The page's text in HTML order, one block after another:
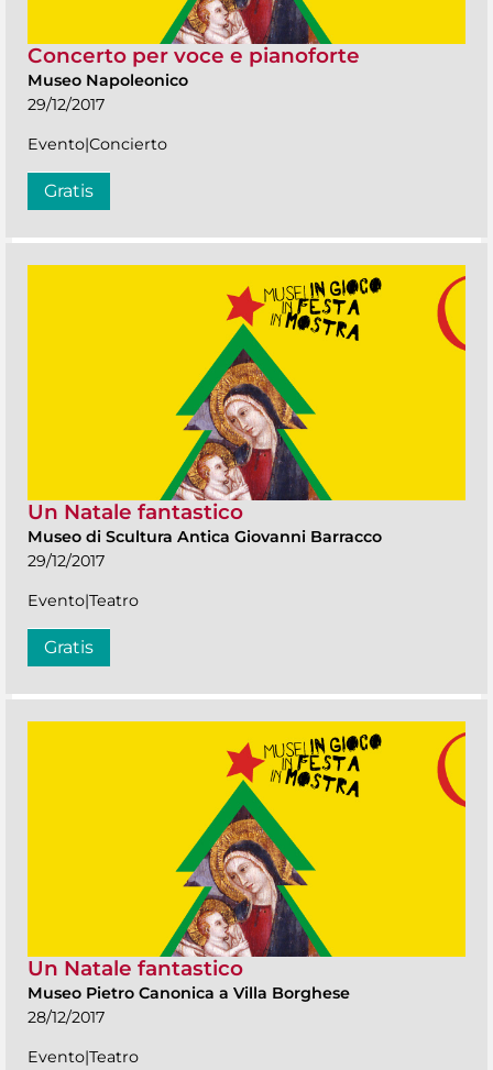
Concerto per voce e pianoforte
Museo Napoleonico
29/12/2017
Evento|Concierto
Gratis
Un Natale fantastico
Museo di Scultura Antica Giovanni Barracco
29/12/2017
Evento|Teatro
Gratis
Un Natale fantastico
Museo Pietro Canonica a Villa Borghese
28/12/2017
Evento|Teatro